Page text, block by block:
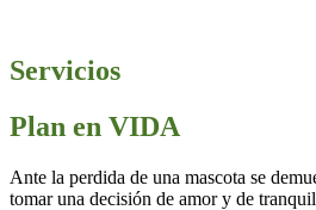
Servicios
Plan en VIDA
Ante la perdida de una mascota se
tomar una decisión de amor y de